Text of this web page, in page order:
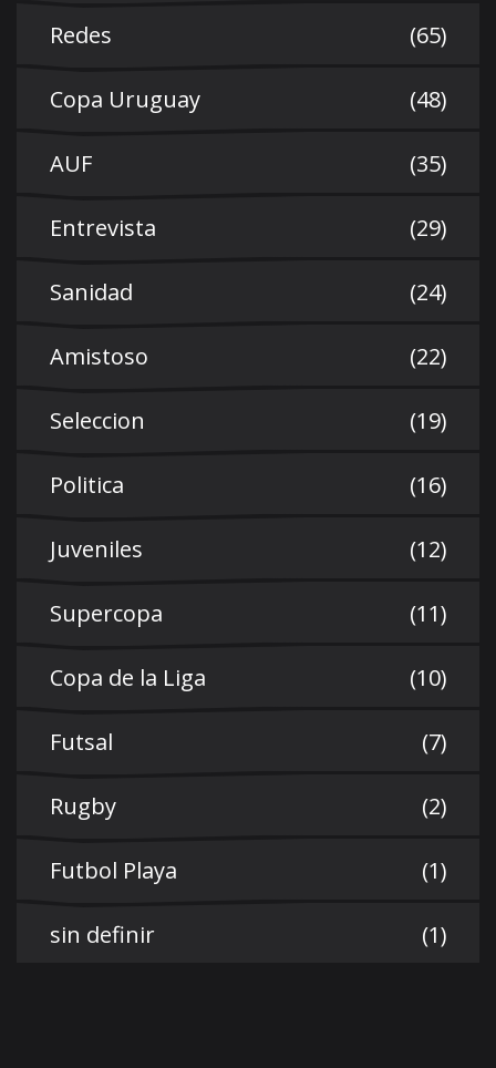
Redes (65)
Copa Uruguay (48)
AUF (35)
Entrevista (29)
Sanidad (24)
Amistoso (22)
Seleccion (19)
Politica (16)
Juveniles (12)
Supercopa (11)
Copa de la Liga (10)
Futsal (7)
Rugby (2)
Futbol Playa (1)
sin definir (1)